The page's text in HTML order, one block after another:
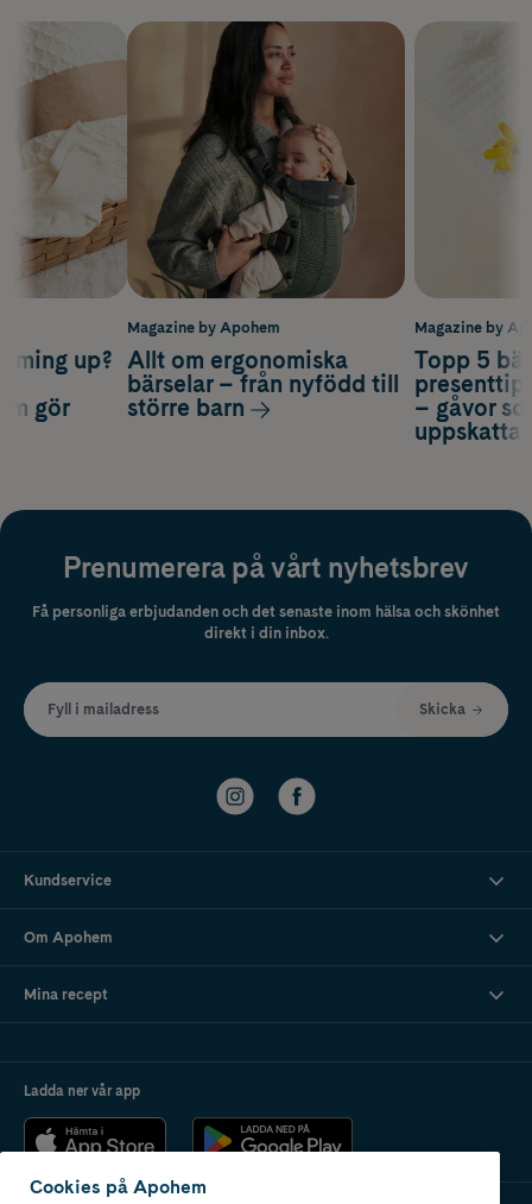
Magazine by
Topp 5
– gåvor
up?
gör
Magazine by Apohem
Allt om ergonomiska
bärselar – från nyfödd till
större barn
Prenumerera på vårt nyhetsbrev
Få personliga erbjudanden och det senaste inom hälsa och skönhet
direkt i din inbox.
Fyll i mailadress Skicka
Kundservice
Om Apohem
Mina recept
Ladda ner vår app
Cookies på Apohem